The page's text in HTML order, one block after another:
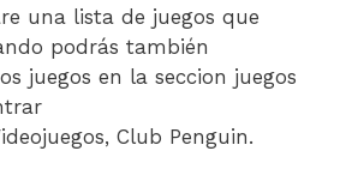
una lista de juegos que
podrás también
juegos en la seccion juegos
Club Penguin.